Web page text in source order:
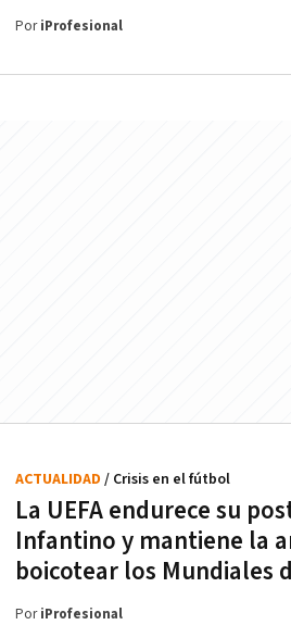
PoriProfesional
La UEFA endurece su
Infantino y mantiene la
boicotear los Mundiales
ACTUALIDAD / Crisis en el fútbol
PoriProfesional